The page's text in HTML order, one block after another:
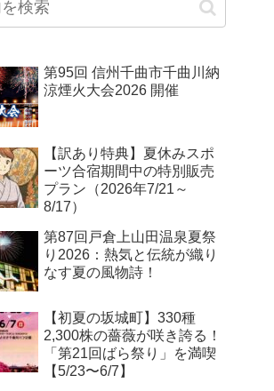
第95回 信州千曲市千曲川納
涼煙火大会2026 開催
【訳あり特典】夏休みスポ
ーツ合宿期間中の特別販売
プラン（2026年7/21～
8/17）
第87回戸倉上山田温泉夏祭
り2026：熱気と伝統が織り
なす夏の風物詩！
【初夏の坂城町】330種
2,300株の薔薇が咲き誇る！
「第21回ばら祭り」を満喫
【5/23〜6/7】